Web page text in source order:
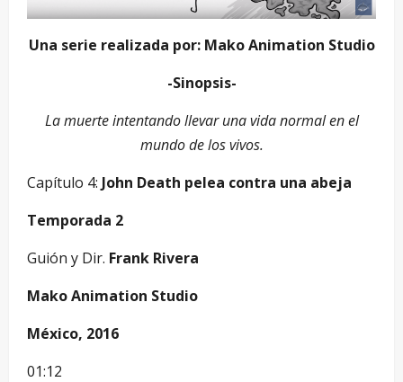
Una serie realizada por: Mako Animation Studio
-Sinopsis-
La muerte intentando llevar una vida normal en el
mundo de los vivos.
Capítulo 4: John Death pelea contra una abeja
Temporada 2
Guión y Dir. Frank Rivera
Mako Animation Studio
México, 2016
01:12